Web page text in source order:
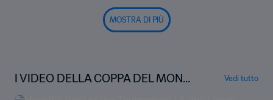
MOSTRA DI PIÙ
I VIDEO DELLA COPPA DEL MOND
O
Vedi tutto